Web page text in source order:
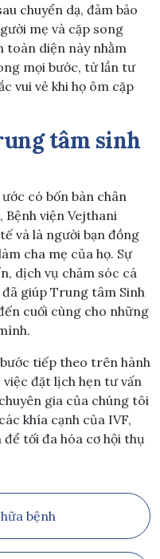
chuyển dạ, đảm bảo
mẹ và cặp song
toàn diện này nhằm
mọi bước, từ lần tư
vui vẻ khi họ ôm cặp
tâm sinh
có bốn bàn chân
Bệnh viện Vejthani
và là người bạn đồng
cha mẹ của họ. Sự
dịch vụ chăm sóc cá
giúp Trung tâm Sinh
cuối cùng cho những
tiếp theo trên hành
đặt lịch hẹn tư vấn
gia của chúng tôi
khía cạnh của IVF,
tối đa hóa cơ hội thụ
bệnh